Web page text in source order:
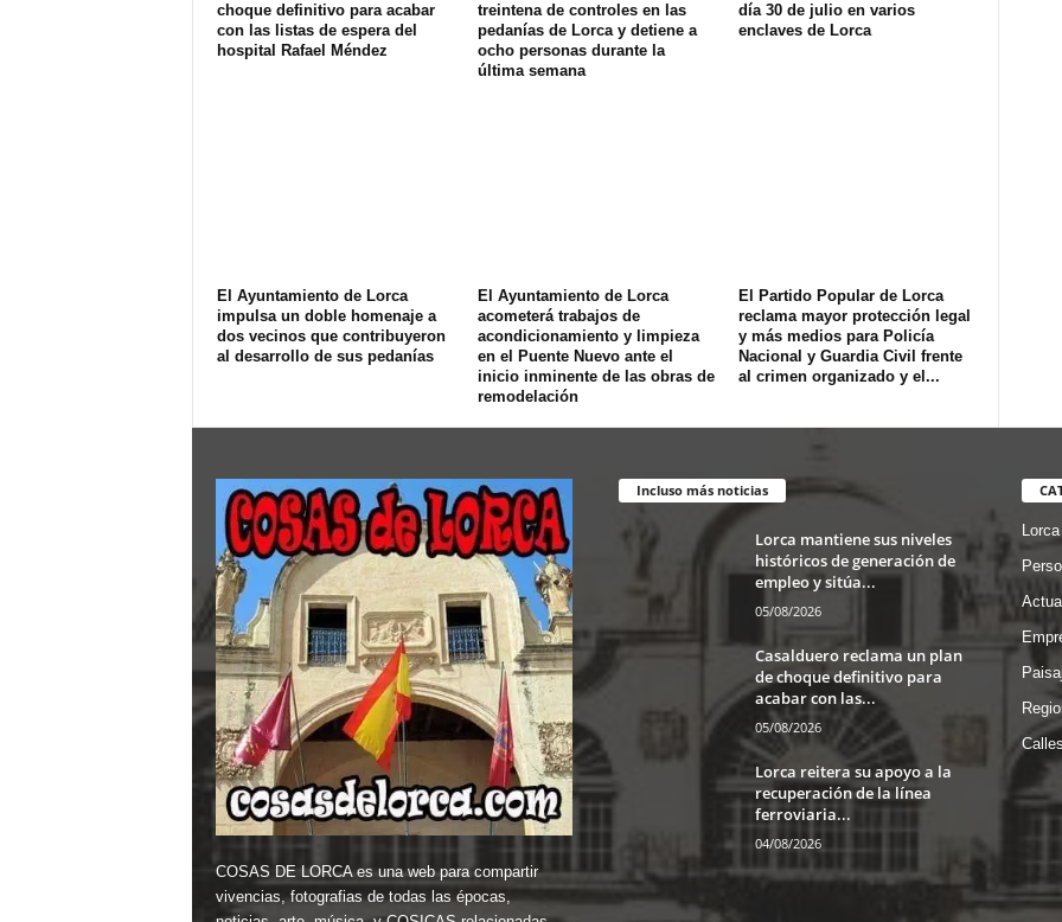
choque definitivo para acabar
con las listas de espera del
hospital Rafael Méndez
treintena de controles en las
pedanías de Lorca y detiene a
ocho personas durante la
última semana
día 30 de julio en varios
enclaves de Lorca
El Ayuntamiento de Lorca
impulsa un doble homenaje a
dos vecinos que contribuyeron
al desarrollo de sus pedanías
El Ayuntamiento de Lorca
acometerá trabajos de
acondicionamiento y limpieza
en el Puente Nuevo ante el
inicio inminente de las obras de
remodelación
El Partido Popular de Lorca
reclama mayor protección legal
y más medios para Policía
Nacional y Guardia Civil frente
al crimen organizado y el...
COSAS DE LORCA es una web para compartir
vivencias, fotografias de todas las épocas,
Incluso más noticias
Lorca mantiene sus niveles
históricos de generación de
empleo y sitúa...
05/08/2026
Casalduero reclama un plan
de choque definitivo para
acabar con las...
05/08/2026
Lorca reitera su apoyo a la
recuperación de la línea
ferroviaria...
04/08/2026
Lorca